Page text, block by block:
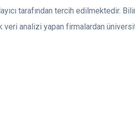
tarafından tercih edilmektedir.
veri analizi yapan firmalardan